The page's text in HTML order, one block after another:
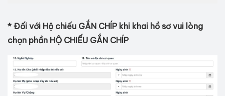
* Đối với Hộ chiếu GẮN CHÍP khi khai hồ sơ vui lòng
chọn phần HỘ CHIẾU GẮN CHÍP